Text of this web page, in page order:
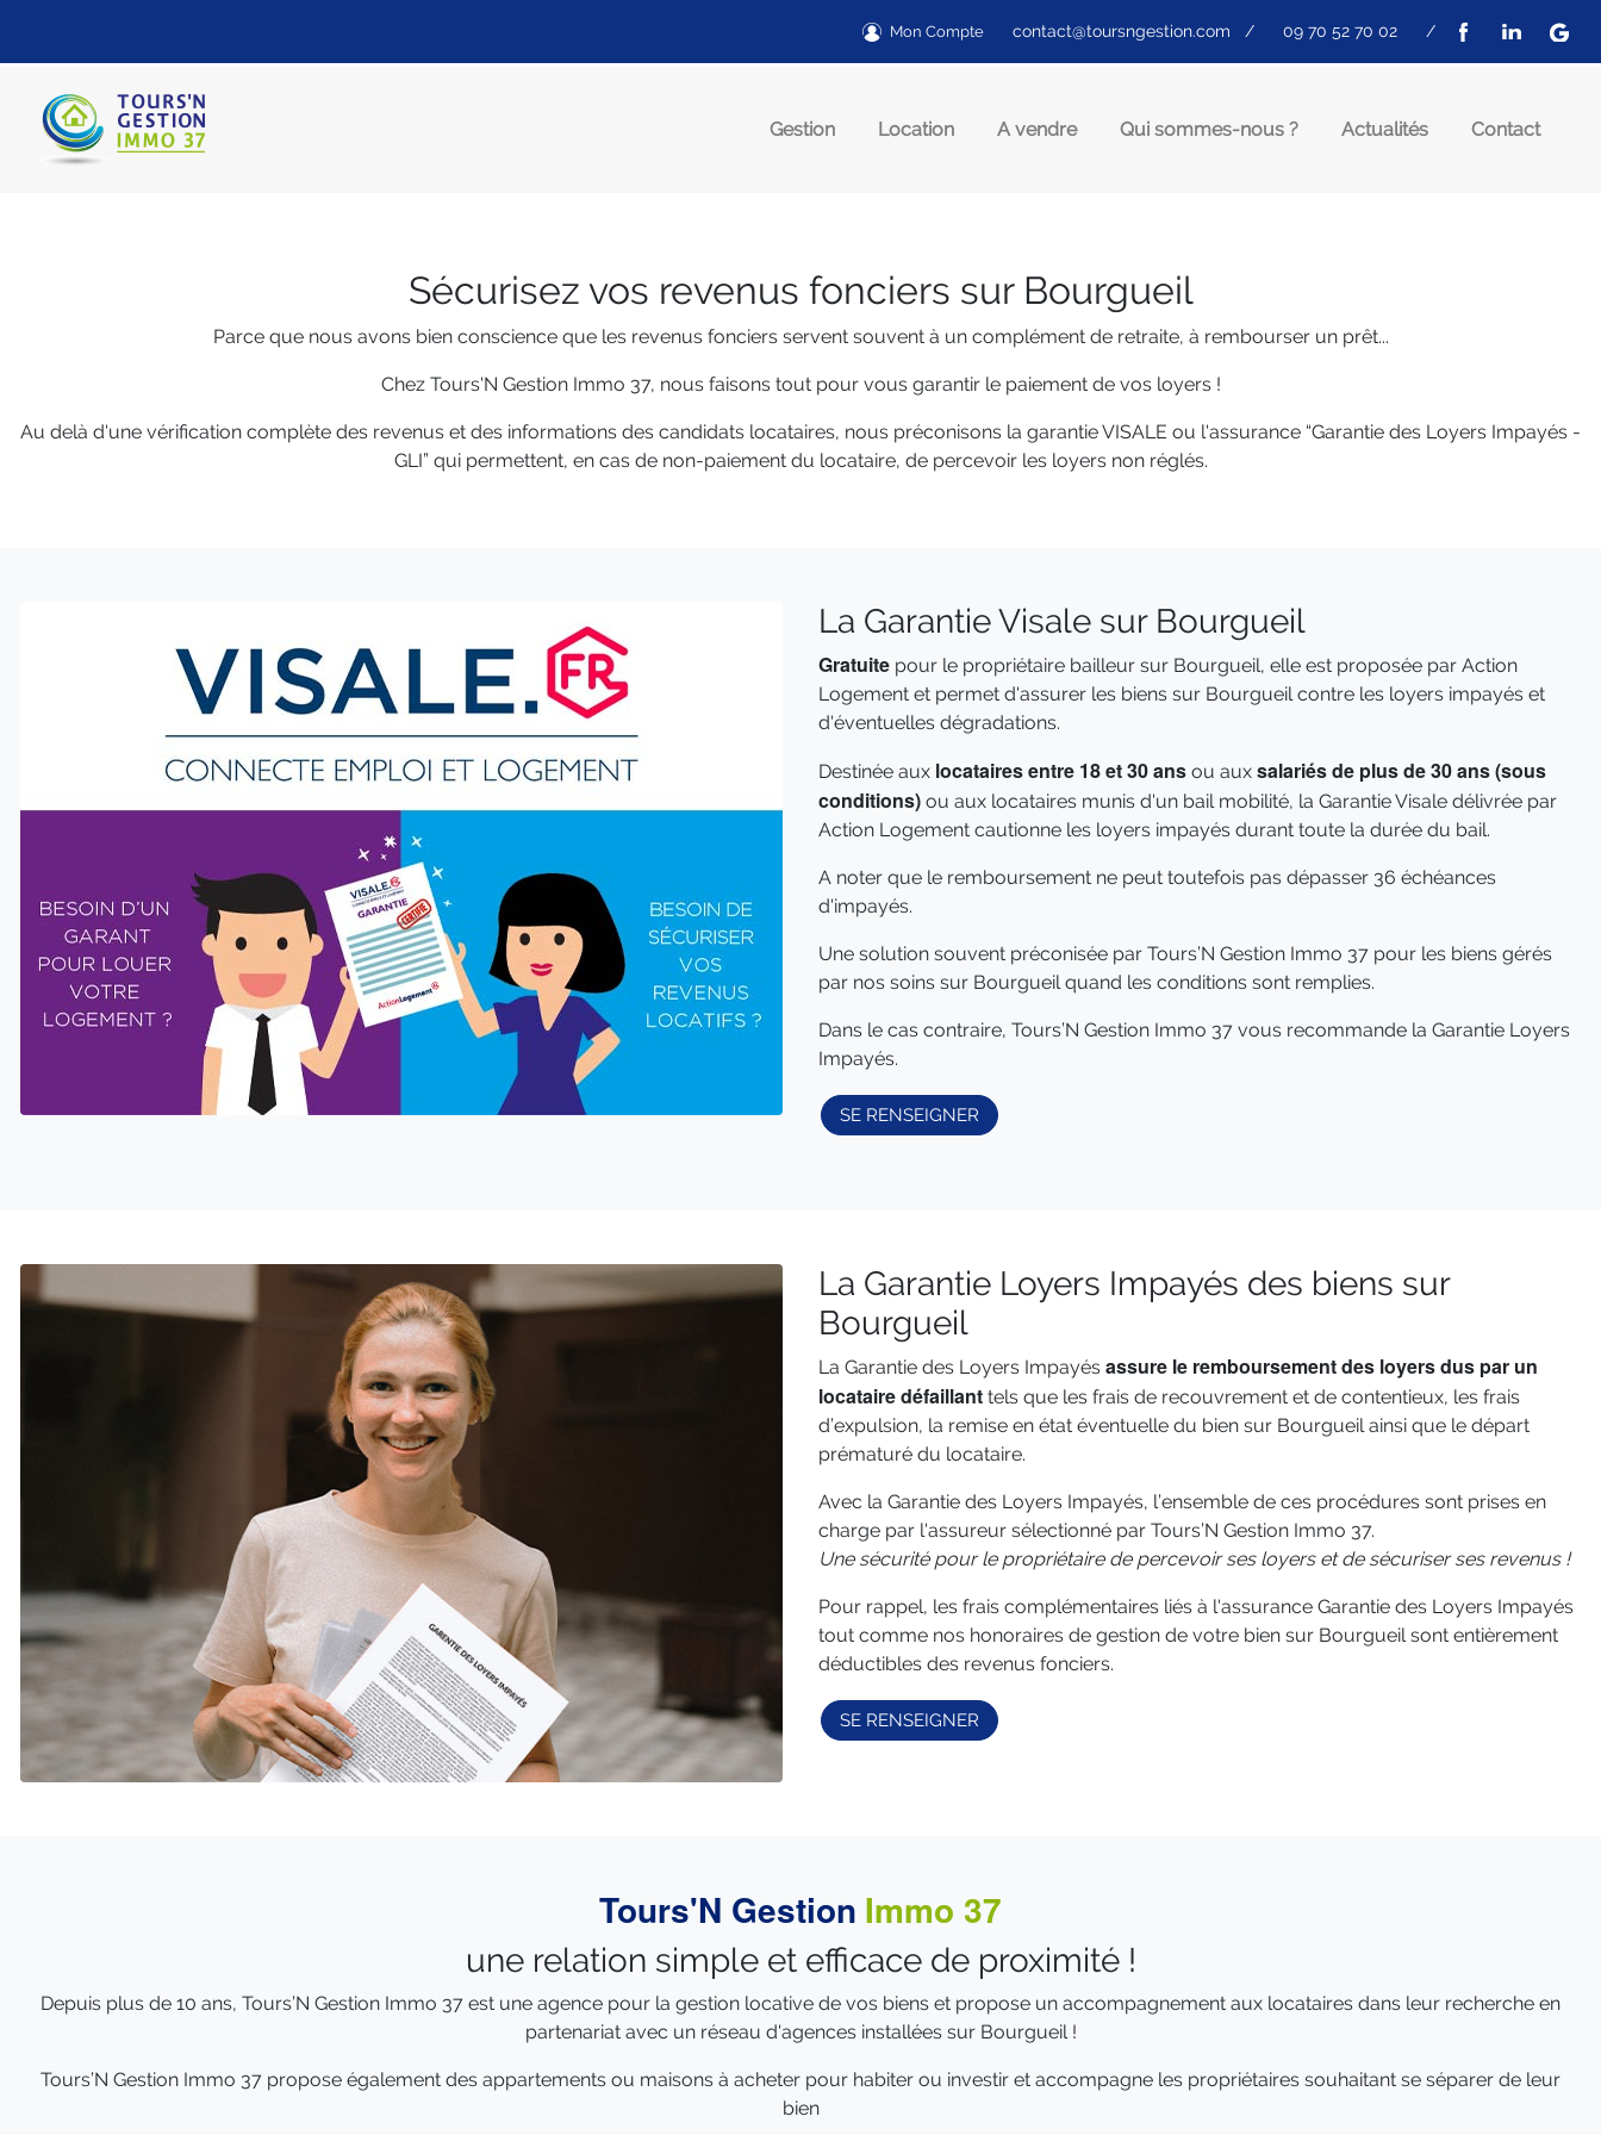
Mon Compte contact@toursngestion.com / 09 70 52 70 02 /
Gestion Location A vendre Qui sommes-nous ? Actualités Contact
Sécurisez vos revenus fonciers sur Bourgueil
Parce que nous avons bien conscience que les revenus fonciers servent souvent à un complément de retraite, à rembourser un prêt...
Chez Tours'N Gestion Immo 37, nous faisons tout pour vous garantir le paiement de vos loyers !
Au delà d'une vérification complète des revenus et des informations des candidats locataires, nous préconisons la garantie VISALE ou l'assurance “Garantie des Loyers Impayés -
GLI” qui permettent, en cas de non-paiement du locataire, de percevoir les loyers non réglés.
La Garantie Visale sur Bourgueil
Gratuite pour le propriétaire bailleur sur Bourgueil, elle est proposée par Action
Logement et permet d'assurer les biens sur Bourgueil contre les loyers impayés et
d'éventuelles dégradations.
Destinée aux locataires entre 18 et 30 ans ou aux salariés de plus de 30 ans (sous
conditions) ou aux locataires munis d'un bail mobilité, la Garantie Visale délivrée par
Action Logement cautionne les loyers impayés durant toute la durée du bail.
A noter que le remboursement ne peut toutefois pas dépasser 36 échéances
d'impayés.
Une solution souvent préconisée par Tours’N Gestion Immo 37 pour les biens gérés
par nos soins sur Bourgueil quand les conditions sont remplies.
Dans le cas contraire, Tours’N Gestion Immo 37 vous recommande la Garantie Loyers
Impayés.
SE RENSEIGNER
La Garantie Loyers Impayés des biens sur
Bourgueil
La Garantie des Loyers Impayés assure le remboursement des loyers dus par un
locataire défaillant tels que les frais de recouvrement et de contentieux, les frais
d’expulsion, la remise en état éventuelle du bien sur Bourgueil ainsi que le départ
prématuré du locataire.
Avec la Garantie des Loyers Impayés, l’ensemble de ces procédures sont prises en
charge par l'assureur sélectionné par Tours’N Gestion Immo 37.
Une sécurité pour le propriétaire de percevoir ses loyers et de sécuriser ses revenus !
Pour rappel, les frais complémentaires liés à l'assurance Garantie des Loyers Impayés
tout comme nos honoraires de gestion de votre bien sur Bourgueil sont entièrement
déductibles des revenus fonciers.
SE RENSEIGNER
Tours'N Gestion Immo 37
une relation simple et efficace de proximité !
Depuis plus de 10 ans, Tours’N Gestion Immo 37 est une agence pour la gestion locative de vos biens et propose un accompagnement aux locataires dans leur recherche en
partenariat avec un réseau d'agences installées sur Bourgueil !
Tours’N Gestion Immo 37 propose également des appartements ou maisons à acheter pour habiter ou investir et accompagne les propriétaires souhaitant se séparer de leur
bien